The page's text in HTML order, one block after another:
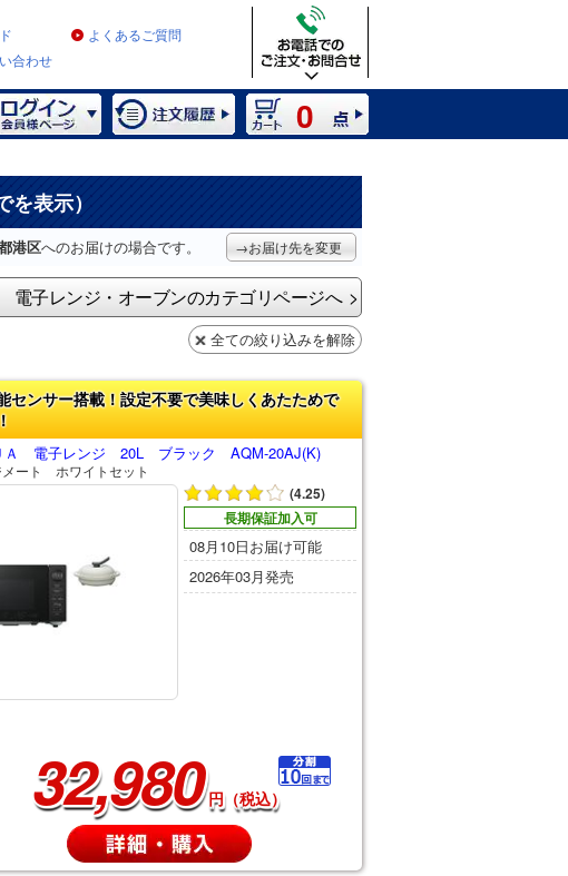
よくあるご質問
合わせ
0
表示）
港区へのお届けの場合です。 →お届け先を変更
電子レンジ・オーブンのカテゴリページへ
全ての絞り込みを解除
センサー搭載！設定不要で美味しくあたためで
Ａ 電子レンジ 20L ブラック AQM-20AJ(K)
メート ホワイトセット
(4.25)
長期保証加入可
08月10日お届け可能
2026年03月発売
32,980 円（税込）